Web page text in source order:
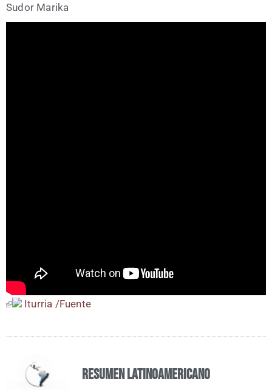
Sudor Mari­ka
Itu­rria /​Fuen­te
Resumen Latinoamericano